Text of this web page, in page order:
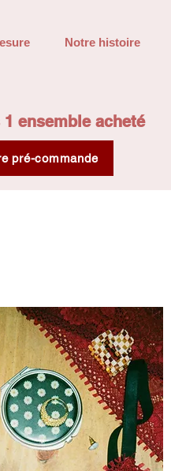
Notre histoire
ensemble acheté
pré-commande